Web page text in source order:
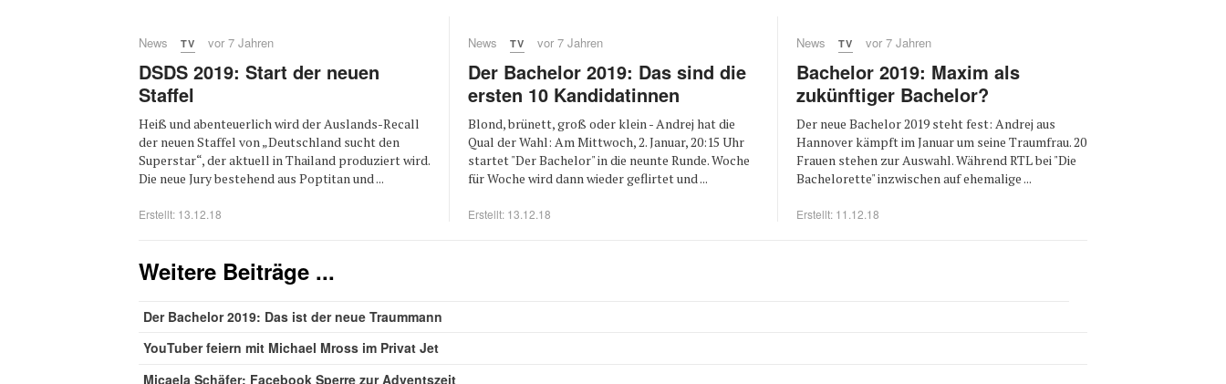
News TV vor 7 Jahren
DSDS 2019: Start der neuen
Staffel
Heiß und abenteuerlich wird der Auslands-Recall
der neuen Staffel von „Deutschland sucht den
Superstar“, der aktuell in Thailand produziert wird.
Die neue Jury bestehend aus Poptitan und ...
Erstellt: 13.12.18
News TV vor 7 Jahren
Der Bachelor 2019: Das sind die
ersten 10 Kandidatinnen
Blond, brünett, groß oder klein - Andrej hat die
Qual der Wahl: Am Mittwoch, 2. Januar, 20:15 Uhr
startet "Der Bachelor" in die neunte Runde. Woche
für Woche wird dann wieder geflirtet und ...
Erstellt: 13.12.18
News TV vor 7 Jahren
Bachelor 2019: Maxim als
zukünftiger Bachelor?
Der neue Bachelor 2019 steht fest: Andrej aus
Hannover kämpft im Januar um seine Traumfrau. 20
Frauen stehen zur Auswahl. Während RTL bei "Die
Bachelorette" inzwischen auf ehemalige ...
Erstellt: 11.12.18
Weitere Beiträge ...
Der Bachelor 2019: Das ist der neue Traummann
YouTuber feiern mit Michael Mross im Privat Jet
Micaela Schäfer: Facebook Sperre zur Adventszeit